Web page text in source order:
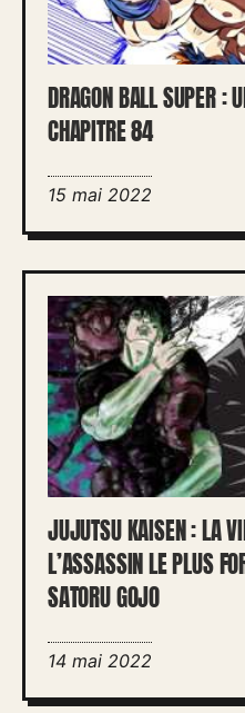
DRAGON BALL SUPER :
CHAPITRE 84
15 mai 2022
JUJUTSU KAISEN : LA
L’ASSASSIN LE PLUS
SATORU GOJO
14 mai 2022